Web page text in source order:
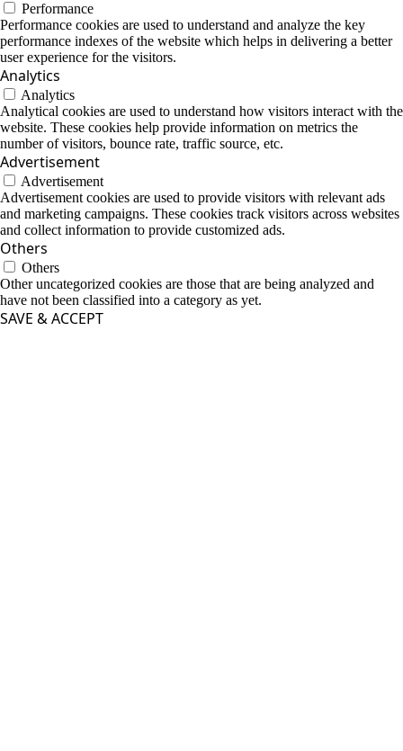
Performance
Performance cookies are used to understand and analyze the key
performance indexes of the website which helps in delivering a better
user experience for the visitors.
Analytics
Analytics
Analytical cookies are used to understand how visitors interact with the
website. These cookies help provide information on metrics the
number of visitors, bounce rate, traffic source, etc.
Advertisement
Advertisement
Advertisement cookies are used to provide visitors with relevant ads
and marketing campaigns. These cookies track visitors across websites
and collect information to provide customized ads.
Others
Others
Other uncategorized cookies are those that are being analyzed and
have not been classified into a category as yet.
SAVE & ACCEPT